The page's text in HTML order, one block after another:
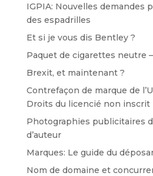
IGPIA: Nouvelles demandes
des espadrilles
Et si je vous dis Bentley ?
Paquet de cigarettes neutre
Brexit, et maintenant ?
Contrefaçon de marque de
Droits du licencié non inscrit
Photographies publicitaires
d’auteur
Marques: Le guide du
Nom de domaine et